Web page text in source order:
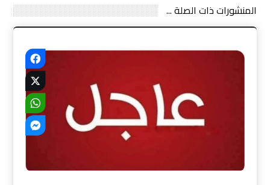
المنشورات ذات الصلة ...